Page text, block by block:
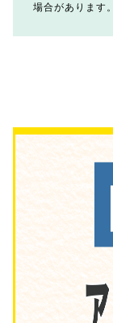
場合があります。